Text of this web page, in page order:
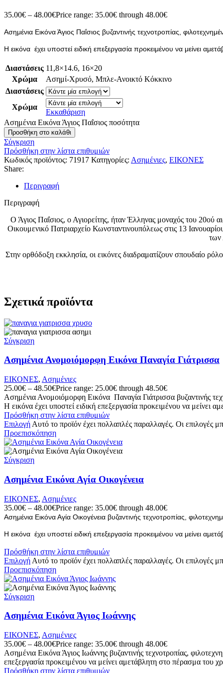
35.00€ – 48.00€Price range: 35.00€ through 48.00€
Ασημένια Εικόνα Άγιος Παΐσιος βυζαντινής τεχνοτροπίας,
Η εικόνα έχει υποστεί ειδική επεξεργασία προκειμένου να μείνει
Διαστάσεις 11,8×14.6, 16×20
Χρώμα
Ασημί-Χρυσό, Μπλε-Ανοικτό Κόκκινο
Διαστάσεις
Χρώμα
Εκκαθάριση
Ασημένια Εικόνα Άγιος Παΐσιος ποσότητα
Προσθήκη στο καλάθι
Σύγκριση
Πρόσθήκη στην λίστα επιθυμιών
Κωδικός προϊόντος: 71917 Κατηγορίες: Ασημένιες, ΕΙΚΟΝΕΣ
Share:
Περιγραφή
Περιγραφή
Ο Άγιος Παΐσιος, ο Αγιορείτης, ήταν Έλληνας μοναχός του 20ού
Οικουμενικό Πατριαρχείο Κωνσταντινουπόλεως στις 13
των
Στην ορθόδοξη εκκλησία, οι εικόνες διαδραματίζουν σπουδαίο
Σχετικά προϊόντα
Σύγκριση
Ασημένια Ανομοιόμορφη Εικόνα Παναγία Γιάτρισσα
ΕΙΚΟΝΕΣ, Ασημένιες
25.00€ – 48.50€Price range: 25.00€ through 48.50€
Ασημένια Ανομοιόμορφη Εικόνα Παναγία Γιάτρισσα βυζαντινής
Η εικόνα έχει υποστεί ειδική επεξεργασία προκειμένου να
Πρόσθήκη στην λίστα επιθυμιών
Επιλογή Αυτό το προϊόν έχει πολλαπλές παραλλαγές. Οι επιλογές
Προεπισκόπηση
Σύγκριση
Ασημένια Εικόνα Αγία Οικογένεια
ΕΙΚΟΝΕΣ, Ασημένιες
35.00€ – 48.00€Price range: 35.00€ through 48.00€
Ασημένια Εικόνα Αγία Οικογένεια βυζαντινής τεχνοτροπίας,
Η εικόνα έχει υποστεί ειδική επεξεργασία προκειμένου να μείνει
Πρόσθήκη στην λίστα επιθυμιών
Επιλογή Αυτό το προϊόν έχει πολλαπλές παραλλαγές. Οι επιλογές
Προεπισκόπηση
Σύγκριση
Ασημένια Εικόνα Άγιος Ιωάννης
ΕΙΚΟΝΕΣ, Ασημένιες
35.00€ – 48.00€Price range: 35.00€ through 48.00€
Ασημένια Εικόνα Άγιος Ιωάννης βυζαντινής τεχνοτροπίας,
επεξεργασία προκειμένου να μείνει αμετάβλητη στο πέρασμα του
Πρόσθήκη στην λίστα επιθυμιών